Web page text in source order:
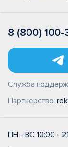
8 (800) 100-
Служба
Партнерство:
ПН - ВС 10:00 -